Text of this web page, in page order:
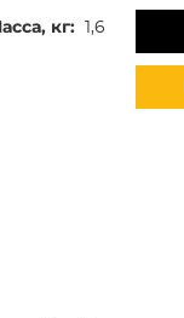
кг: 1,6